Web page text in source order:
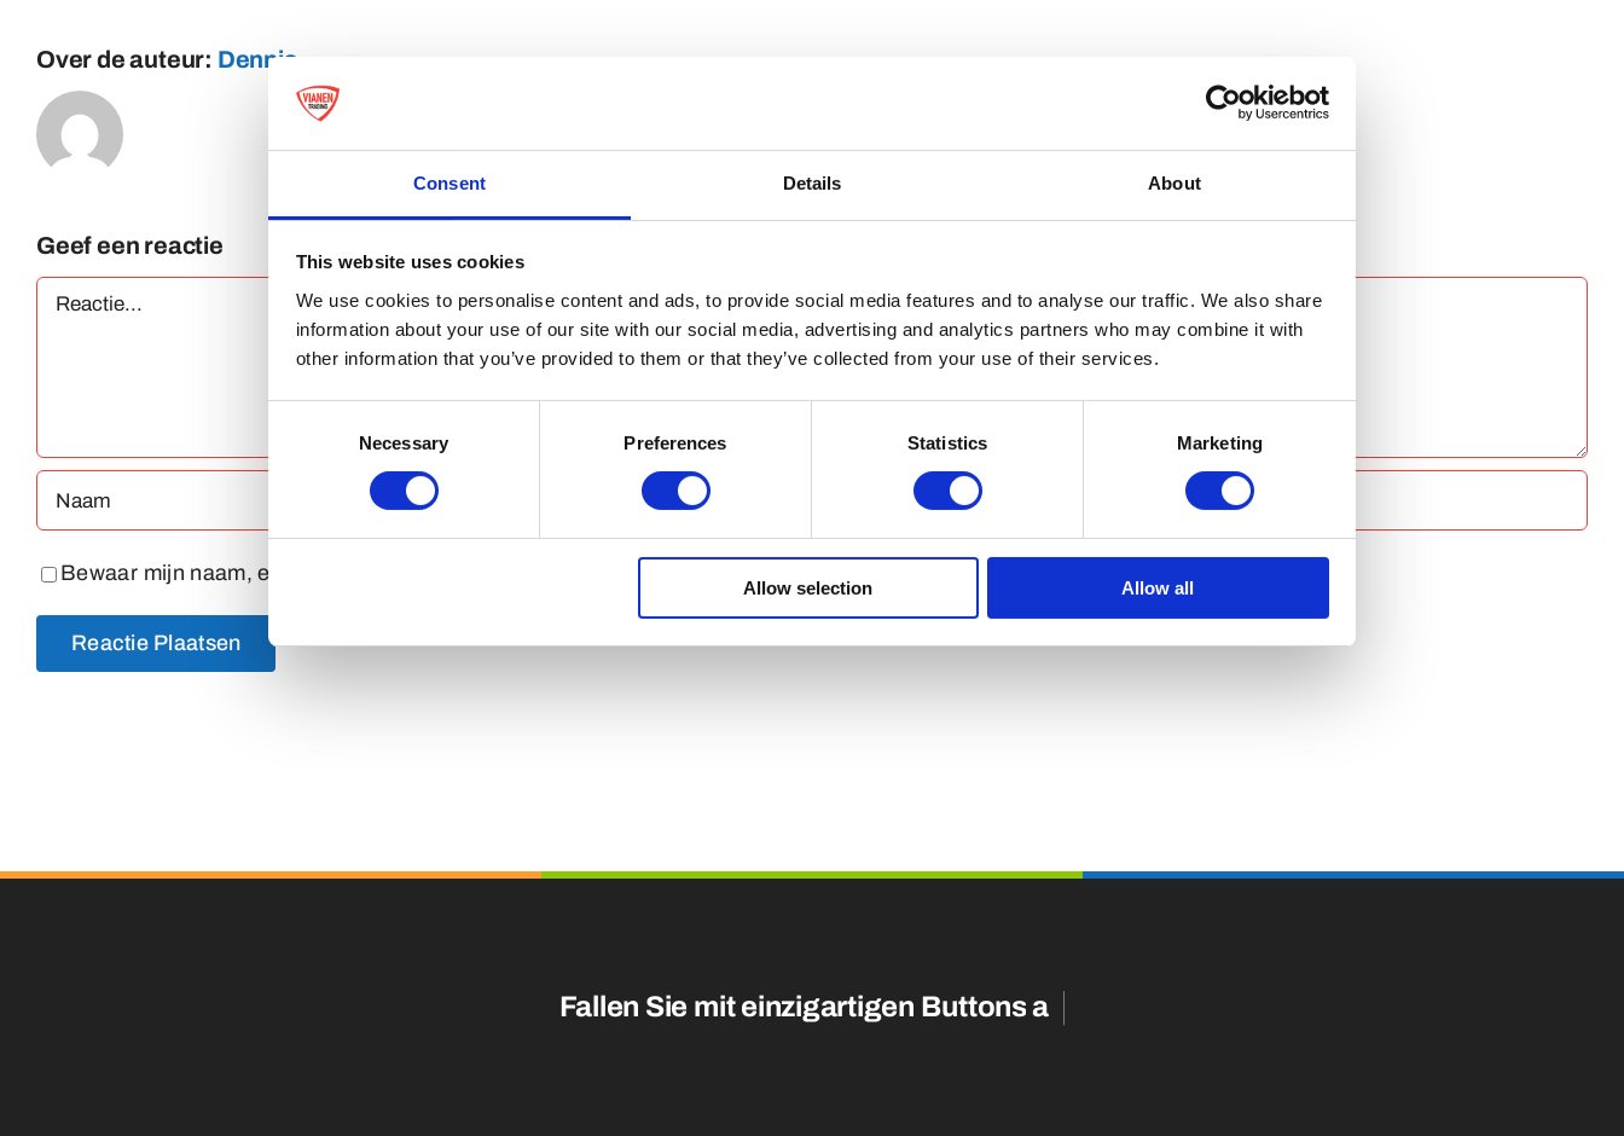
Consent Details About
This website uses cookies
We use cookies to personalise content and ads, to provide social media features and to analyse our traffic. We also share
information about your use of our site with our social media, advertising and analytics partners who may combine it with
other information that you’ve provided to them or that they’ve collected from your use of their services.
Necessary Preferences Statistics Marketing
Allow selection Allow all
Over de auteur: Dennis
Geef een reactie
Reactie
Bewaar mijn naam, e-mailadres en website in deze browser voor de volgende keer dat ik reageer.
Fallen Sie mit einzigartigen